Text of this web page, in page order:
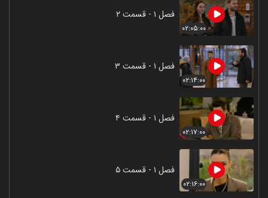
۰۲:۰۵:۰۰
فصل ۱ - قسمت ۲
۰۲:۱۴:۰۰
فصل ۱ - قسمت ۳
۰۲:۱۷:۰۰
فصل ۱ - قسمت ۴
۰۲:۱۶:۰۰
فصل ۱ - قسمت ۵